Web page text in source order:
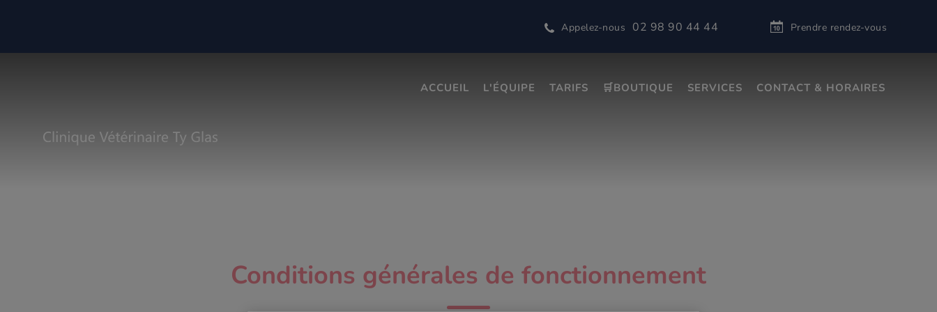
Appelez-nous 02 98 90 44 44 Prendre rendez-vous
Page d'accueil de Clinique vétérinaire Ty Glas
ACCUEIL L'ÉQUIPE TARIFS 🛒BOUTIQUE SERVICES CONTACT & HORAIRES
Conditions générales de fonctionnement